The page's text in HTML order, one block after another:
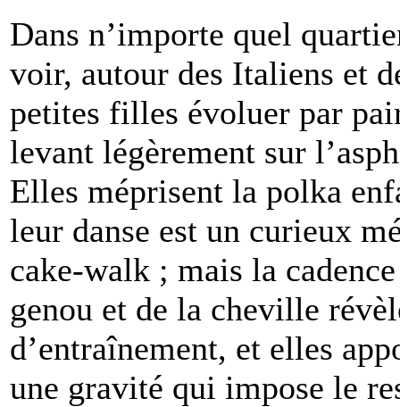
Dans n’importe quel
voir, autour des Italiens et
petites filles évoluer par
levant légèrement sur
Elles méprisent la polka
leur danse est un curieux
cake-walk ; mais la
genou et de la cheville
d’entraînement, et elles
une gravité qui impose le